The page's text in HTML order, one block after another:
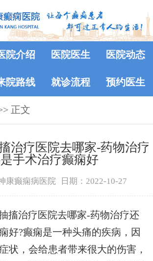
院介绍 医院医生 医院动态
院路线 就诊流程 预约医生
正文
治疗医院去哪家-药物治疗
手术治疗癫痫好
康癫痫病医院 日期：2022-10-27
搐治疗医院去哪家-药物治疗还
好?癫痫是一种头痛的疾病，因
状，会给患者带来很大的伤害，